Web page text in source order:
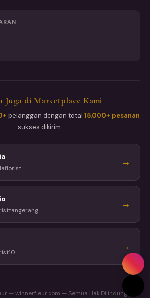
Juga di Marketplace Kami
pelanggan dengan total15.000+ pesanan
sukses dikirim
→
→
→
— winnerfleur.com — Semua Hak Dilindungi